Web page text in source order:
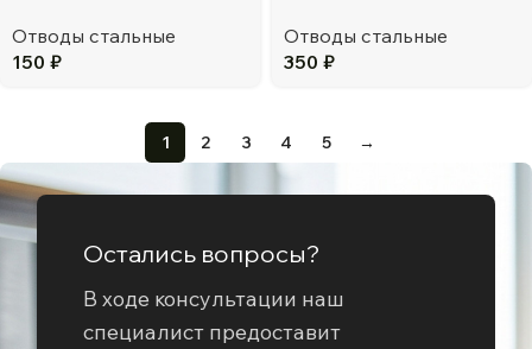
Отводы стальные
150 ₽
Отводы стальные
350 ₽
1 2 3 4 5 →
Остались вопросы?
В ходе консультации наш
специалист предоставит